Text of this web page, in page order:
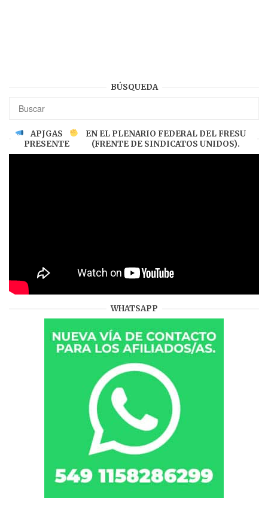
BÚSQUEDA
APJGAS
PRESENTE
EN EL PLENARIO FEDERAL DEL FRESU
(FRENTE DE SINDICATOS UNIDOS).
WHATSAPP